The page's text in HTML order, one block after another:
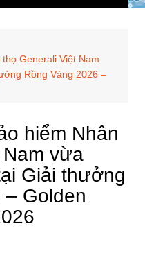
Generali Việt Nam
Rồng Vàng 2026 –
hiểm Nhân
vừa
Giải thưởng
– Golden